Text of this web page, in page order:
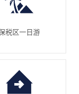
税区一日游